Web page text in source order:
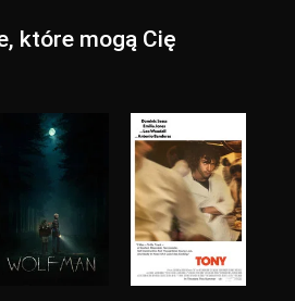
które mogą Cię